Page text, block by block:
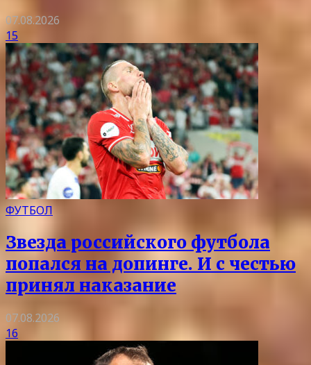
07.08.2026
15
ФУТБОЛ
Звезда российского футбола
попался на допинге. И с честью
принял наказание
07.08.2026
16